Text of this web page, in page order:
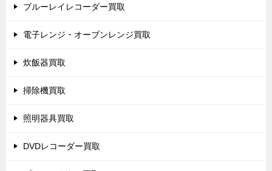
ブルーレイレコーダー買取
電子レンジ・オーブンレンジ買取
炊飯器買取
掃除機買取
照明器具買取
DVDレコーダー買取